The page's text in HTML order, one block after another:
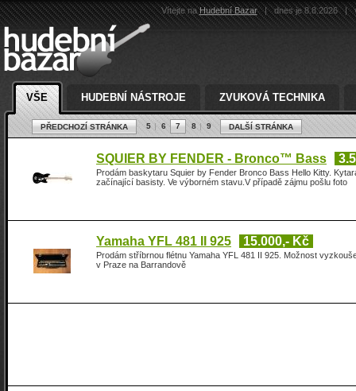
Vítejte naHudební Bazar | dnes je 8.8.2026 |
VŠE HUDEBNÍ NÁSTROJE ZVUKOVÁ TECHNIKA
PŘEDCHOZÍ STRÁNKA 5 6 7 8 9 DALŠÍ STRÁNKA
SQUIER BY FENDER - Bronco™ Bass
Prodám baskytaru Squier by Fender Bronco Bass Hello Kitty.
začínající basisty. Ve výborném stavu.V případě zájmu pošlu foto
Yamaha YFL 481 II 925 15.000,- Kč
Prodám stříbrnou flétnu Yamaha YFL 481 II 925. Možnost
v Praze na Barrandově